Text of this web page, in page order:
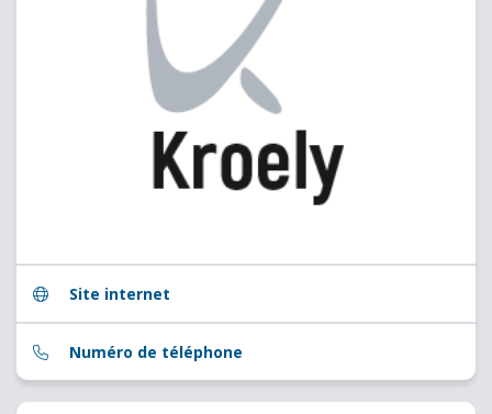
Site internet
Numéro de téléphone